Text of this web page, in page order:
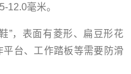
12.0毫米。
”，表面有菱形、扁豆形花
台、工作踏板等需要防滑